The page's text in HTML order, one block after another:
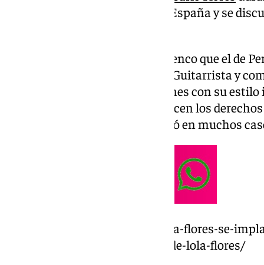
uno de los grandes músicos de España y se
Aunque con un estilo más flamenco que el de
grande en este genero musical. Guitarrista y
especialidad de adaptar canciones con su
por ello que apenas se le reconocen los
canciones debido a que se dedicó en muchos
https://www.101tv.es/el-planeta-flores-se-
espacio-dedicado-a-la-familia-de-lola-flores/